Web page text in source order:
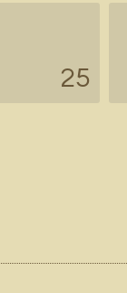
25